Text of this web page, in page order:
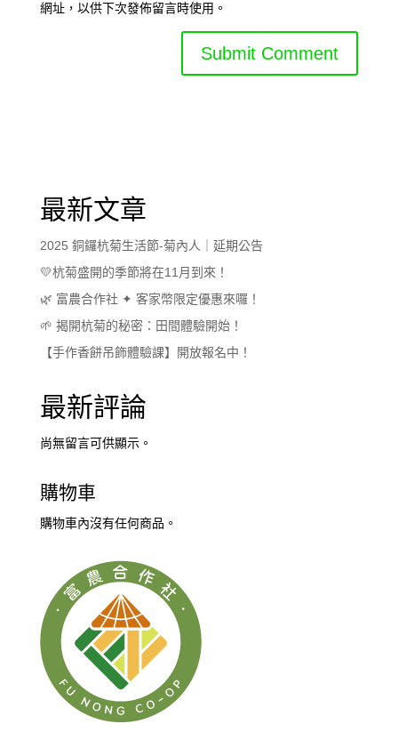
網址，以供下次發佈留言時使用。
最新文章
2025 銅鑼杭菊生活節-菊內人｜延期公告
💛杭菊盛開的季節將在11月到來！
🌿 富農合作社 ✦ 客家幣限定優惠來囉！
🌱 揭開杭菊的秘密：田間體驗開始！
【手作香餅吊飾體驗課】開放報名中！
最新評論
尚無留言可供顯示。
購物車
購物車內沒有任何商品。